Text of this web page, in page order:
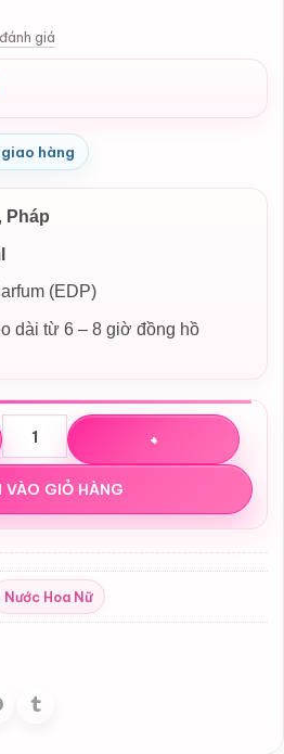
giá
hàng
Pháp
(EDP)
dài từ 6 – 8 giờ đồng hồ
Trésor EDP số lượng
VÀO GIỎ HÀNG
Nước Hoa Nữ